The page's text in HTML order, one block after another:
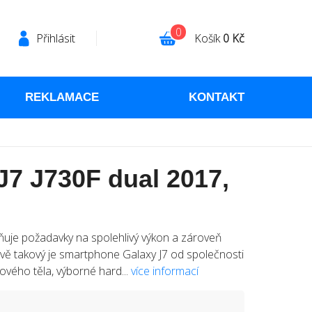
Přihlásit Košík0 Kč
0
REKLAMACE KONTAKT
J730F dual 2017,
požadavky na spolehlivý výkon a zároveň
takový je smartphone Galaxy J7 od společnosti
těla, výborné hard... více informací